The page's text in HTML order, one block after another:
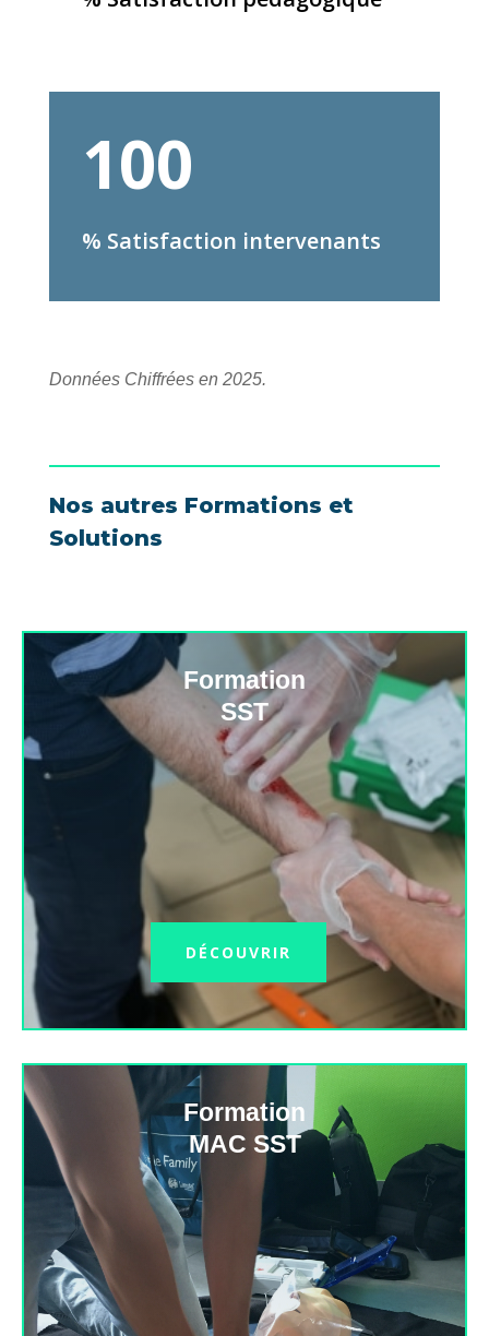
100
% Satisfaction intervenants
Données Chiffrées en 2025.
Nos autres Formations et
Solutions
Formation
SST
DÉCOUVRIR
Formation
MAC SST